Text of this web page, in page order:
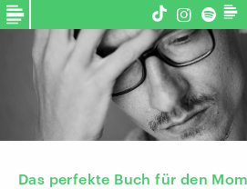
Das perfekte Buch für den